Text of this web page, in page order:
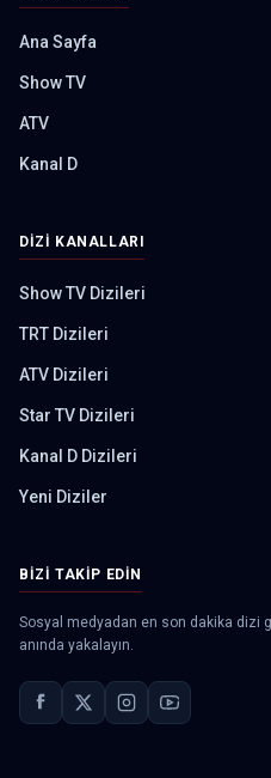
Ana Sayfa
Show TV
ATV
Kanal D
DIZI KANALLARI
Show TV Dizileri
TRT Dizileri
ATV Dizileri
Star TV Dizileri
Kanal D Dizileri
Yeni Diziler
BIZI TAKIP EDIN
Sosyal medyadan en son dakika dizi
anında yakalayın.